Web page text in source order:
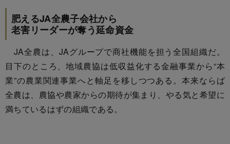
肥えるJA全農子会社から
老害リーダーが奪う延命資金
JA全農は、JAグループで商社機能を担う全国組織だ。
目下のところ、地域農協は低収益化する金融事業から“本
業”の農業関連事業へと軸足を移しつつある。本来ならば
全農は、農協や農家からの期待が集まり、やる気と希望に
満ちているはずの組織である。